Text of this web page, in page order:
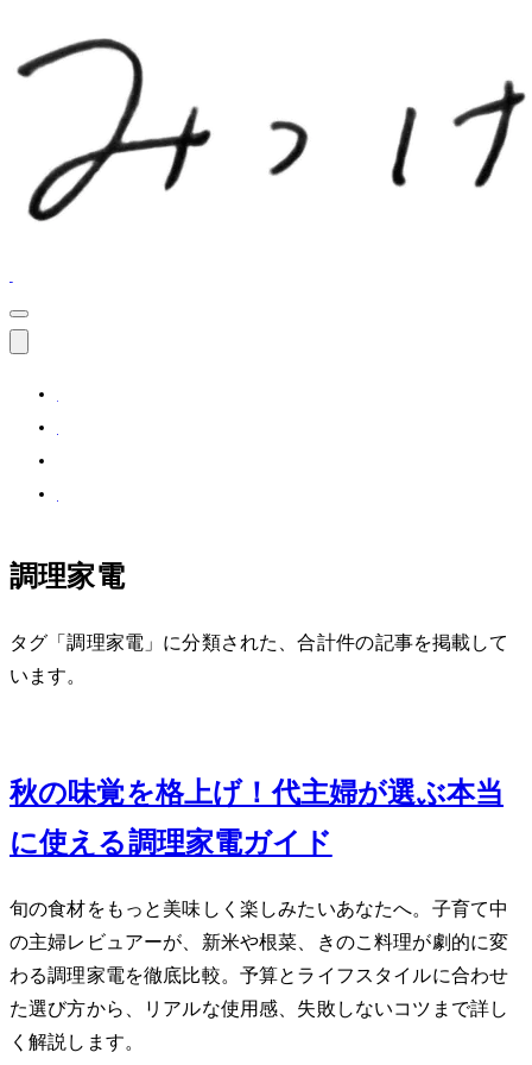
調理家電
タグ「調理家電」に分類された、合計 1 件の記事を掲載して
います。
秋の味覚を格上げ！40代主婦が選ぶ本当
に使える調理家電ガイド
旬の食材をもっと美味しく楽しみたいあなたへ。子育て中
の主婦レビュアーが、新米や根菜、きのこ料理が劇的に変
わる調理家電を徹底比較。予算とライフスタイルに合わせ
た選び方から、リアルな使用感、失敗しないコツまで詳し
く解説します。